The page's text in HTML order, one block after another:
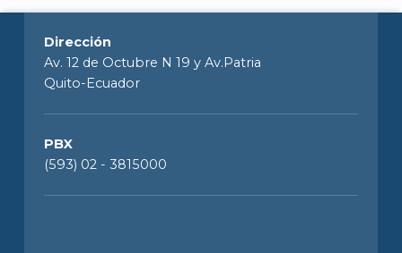
Dirección
Av. 12 de Octubre N 19 y Av.Patria
Quito-Ecuador
PBX
(593) 02 - 3815000